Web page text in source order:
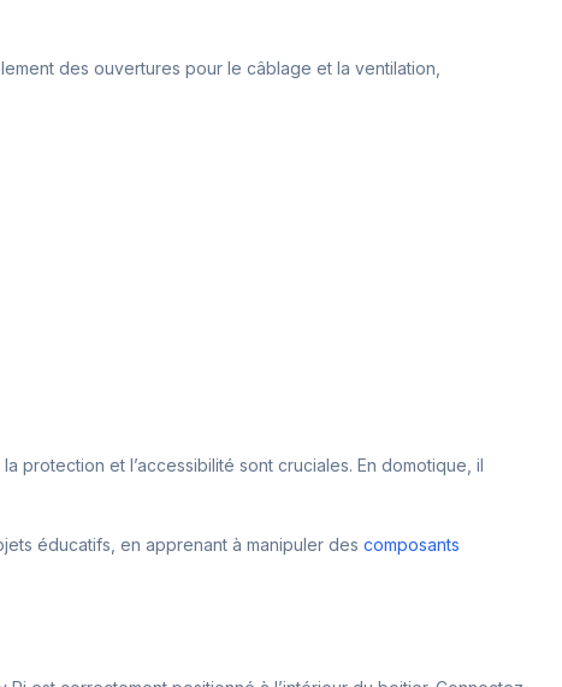
des ouvertures pour le câblage et la ventilation,
protection et l’accessibilité sont cruciales. En domotique, il
éducatifs, en apprenant à manipuler des composants